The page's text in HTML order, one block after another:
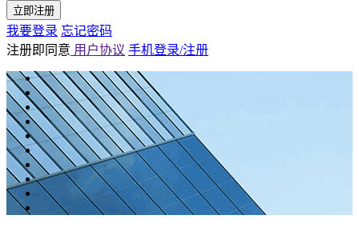
立即注册
我要登录 忘记密码
注册即同意 用户协议 手机登录/注册